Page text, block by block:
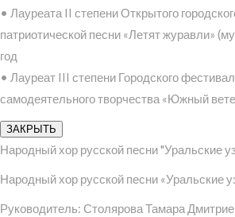
• Лауреата II степени Открытого
патриотической песни «Летят журавли»
год
• Лауреат III степени Городского
самодеятельного творчества «Южный
ЗАКРЫТЬ
Народный хор русской песни "Уральские
Народный хор русской песни «Уральские
Руководитель: Столярова Тамара